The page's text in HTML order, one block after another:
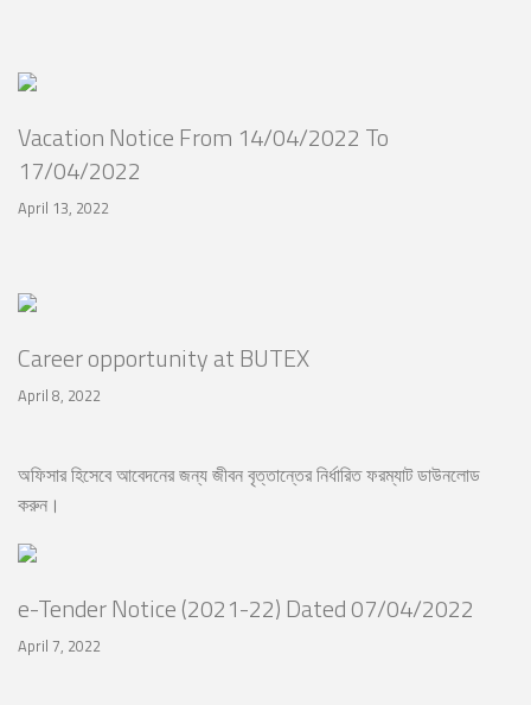
Vacation Notice From 14/04/2022 To
17/04/2022
April 13, 2022
Career opportunity at BUTEX
April 8, 2022
অফিসার হিসেবে আবেদনের জন্য জীবন বৃত্তান্তের নির্ধারিত ফরম্যাট ডাউনলোড
করুন।
e-Tender Notice (2021-22) Dated 07/04/2022
April 7, 2022